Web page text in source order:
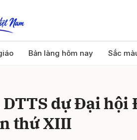
Bản làng hôm nay Sắc
dự Đại hội
thứ XIII
Gửi bình luận